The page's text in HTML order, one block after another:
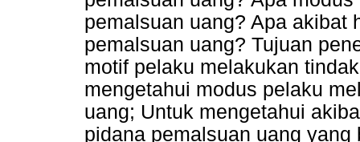
pemalsuan uang? Apa akibat
pemalsuan uang? Tujuan
motif pelaku melakukan
mengetahui modus pelaku
uang; Untuk mengetahui
pidana pemalsuan uang